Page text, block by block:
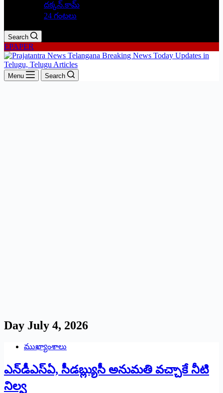
దక్కన్.కామ్
24 గంటలు
Search
EPAPER
Menu Search
Day July 4, 2026
ముఖ్యాంశాలు
ఎన్‌డీఎస్ఏ, సీడ‌బ్ల్యుసీ అనుమతి వ‌చ్చాకే నీటి
నిల్వ